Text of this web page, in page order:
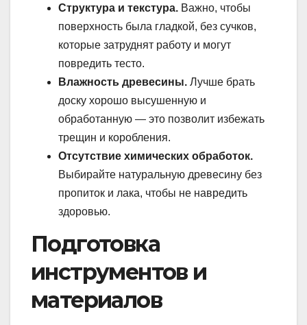
Структура и текстура. Важно, чтобы
поверхность была гладкой, без сучков,
которые затруднят работу и могут
повредить тесто.
Влажность древесины. Лучше брать
доску хорошо высушенную и
обработанную — это позволит избежать
трещин и коробления.
Отсутствие химических обработок.
Выбирайте натуральную древесину без
пропиток и лака, чтобы не навредить
здоровью.
Подготовка
инструментов и
материалов